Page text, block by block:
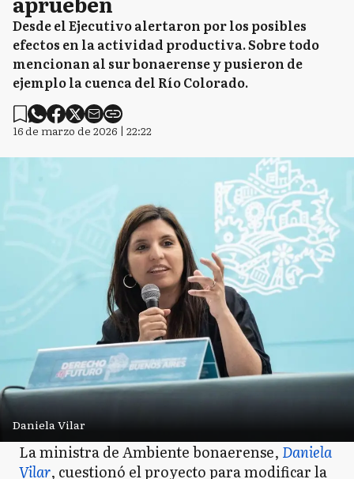
Desde el Ejecutivo alertaron por los posibles
efectos en la actividad productiva. Sobre todo
mencionan al sur bonaerense y pusieron de
ejemplo la cuenca del Río Colorado.
16 de marzo de 2026 | 22:22
Daniela Vilar
La ministra de Ambiente bonaerense, Daniela
Vilar, cuestionó el proyecto para modificar la